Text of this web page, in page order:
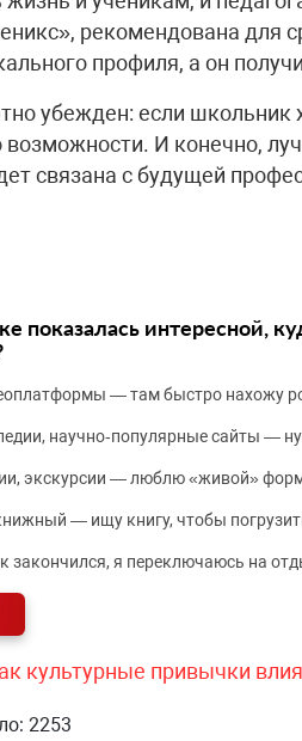
рекомендована для
профиля, а он
убежден: если школьник
возможности. И конечно,
связана с будущей
показалась интересной,
— там быстро нахожу
научно‑популярные сайты —
экскурсии — люблю «живой»
— ищу книгу, чтобы
закончился, я переключаюсь на
культурные привычки
2253